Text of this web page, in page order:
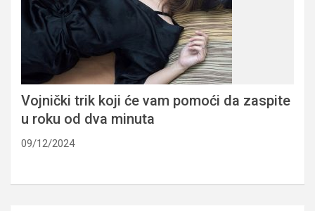
Vojnički trik koji će vam pomoći da zaspite
u roku od dva minuta
09/12/2024